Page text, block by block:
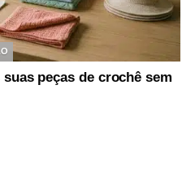
peças de crochê sem